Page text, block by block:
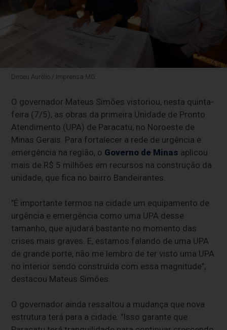
Dirceu Aurélio / Imprensa MG
O governador Mateus Simões vistoriou, nesta quinta-
feira (7/5), as obras da primeira Unidade de Pronto
Atendimento (UPA) de Paracatu, no Noroeste de
Minas Gerais. Para fortalecer a rede de urgência e
emergência na região, o Governo de Minas aplicou
mais de R$ 5 milhões em recursos na construção da
unidade, que fica no bairro Bandeirantes.
"É importante termos na cidade um equipamento de
urgência e emergência como uma UPA desse
tamanho, que ajudará bastante no momento das
crises mais graves. E, estamos falando de uma UPA
de grande porte, não me lembro de ter visto uma UPA
no interior sendo construída com essa magnitude",
destacou Mateus Simões.
O governador ainda ressaltou a mudança que nova
estrutura terá para a cidade. "Isso garante que